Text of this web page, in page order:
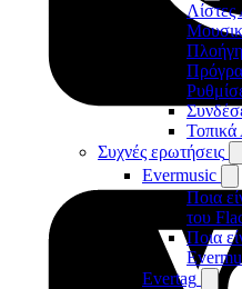
Τοπικά
Συχνές ερωτήσεις
Evermusic
Ποια
του
Ποια
Evertag